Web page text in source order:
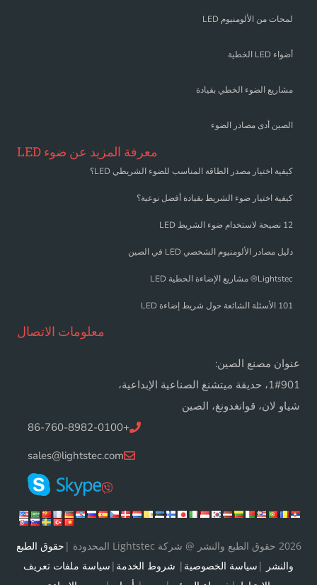
لمحات من الألومنيوم LED
أضواء LED الخطية
مشاريع الضوء الخطي بقيادة
الصين أدى مصادر الضوء
معرفة المزيد عن ضوء LED
كيفية اختيار مصدر الطاقة المناسب للضوء الشريطي LED؟
كيفية اختيار ضوء الشريط بقيادة أفضل نوعية؟
12 نصيحة لاستخدام ضوء الشريط LED
دليل مصادر الألومنيوم الشخصي LED في الصين
Lightstec® مشاريع الإضاءة الخطية LED
101 الأسئلة الشائعة حول شريط إضاءة LED
معلومات الاتصال
عنوان مصنع الصين:
1#901، حديقة ميتشنغ الصناعية الإبداعية،
شياو لان، قوانغدونغ، الصين
+86-760-8982-0100
sales@lightstec.com
2026 حقوق الطبع والنشر @ شركة Lightstec المحدودة |
حقوق الطبع
والنشر | سياسة الخصوصية | شروط الخدمة | سياسة ملفات تعريف